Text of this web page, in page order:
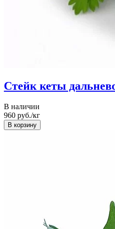
Стейк кеты
В наличии
960 руб./кг